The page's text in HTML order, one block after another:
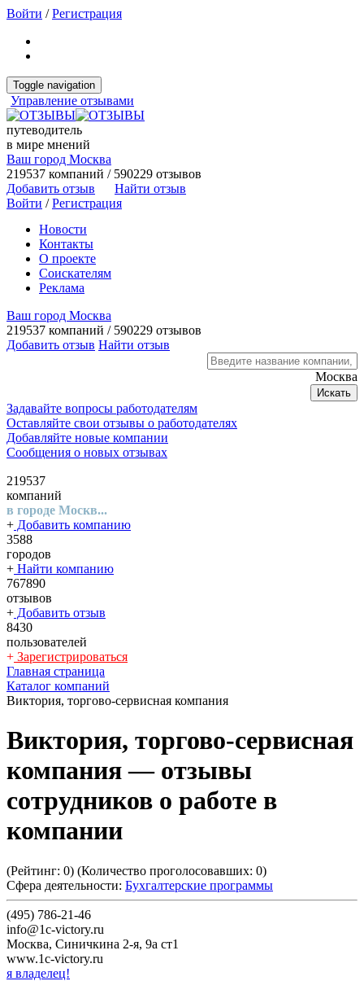
Войти /Регистрация
Toggle navigation
Управление отзывами
путеводитель
в мире мнений
Ваш город Москва
219537 компаний / 590229 отзывов
Добавить отзыв
Найти отзыв
Войти /Регистрация
Новости
Контакты
О проекте
Соискателям
Реклама
Ваш город Москва
219537 компаний / 590229 отзывов
Добавить отзыв Найти отзыв
Москва
Искать
Задавайте вопросы работодателям
Оставляйте свои отзывы о работодателях
Добавляйте новые компании
Сообщения о новых отзывах
219537
компаний
в городе Москв...
+ Добавить компанию
3588
городов
+ Найти компанию
767890
отзывов
+ Добавить отзыв
8430
пользователей
+ Зарегистрироваться
Главная страница
Каталог компаний
Виктория, торгово-сервисная компания
Виктория, торгово-сервисная
компания— отзывы
сотрудников о работе в
компании
(Рейтинг: 0) (Количество проголосовавших: 0)
Сфера деятельности: Бухгалтерские программы
(495) 786-21-46
info@1c-victory.ru
Москва, Синичкина 2-я, 9а ст1
www.1c-victory.ru
я владелец!